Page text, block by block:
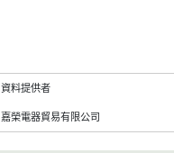
資料提供者
嘉榮電器貿易有限公司